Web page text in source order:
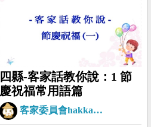
四縣-客家話教你說：1 節
慶祝福常用語篇
客家委員會hakkaman